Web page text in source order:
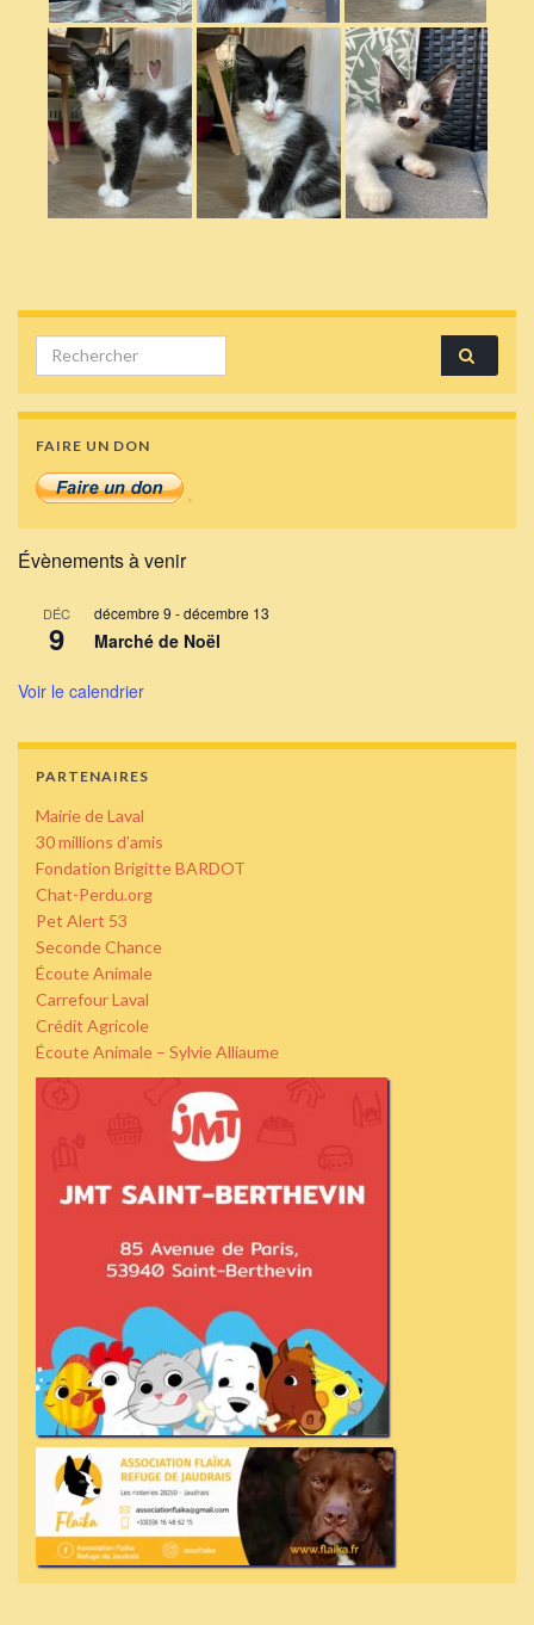
Search for:
FAIRE UN DON
Évènements à venir
DÉC
9
décembre 9 -décembre 13
Marché de Noël
Voir le calendrier
PARTENAIRES
Mairie de Laval
30 millions d’amis
Fondation Brigitte BARDOT
Chat-Perdu.org
Pet Alert 53
Seconde Chance
Écoute Animale
Carrefour Laval
Crédit Agricole
Écoute Animale – Sylvie Alliaume